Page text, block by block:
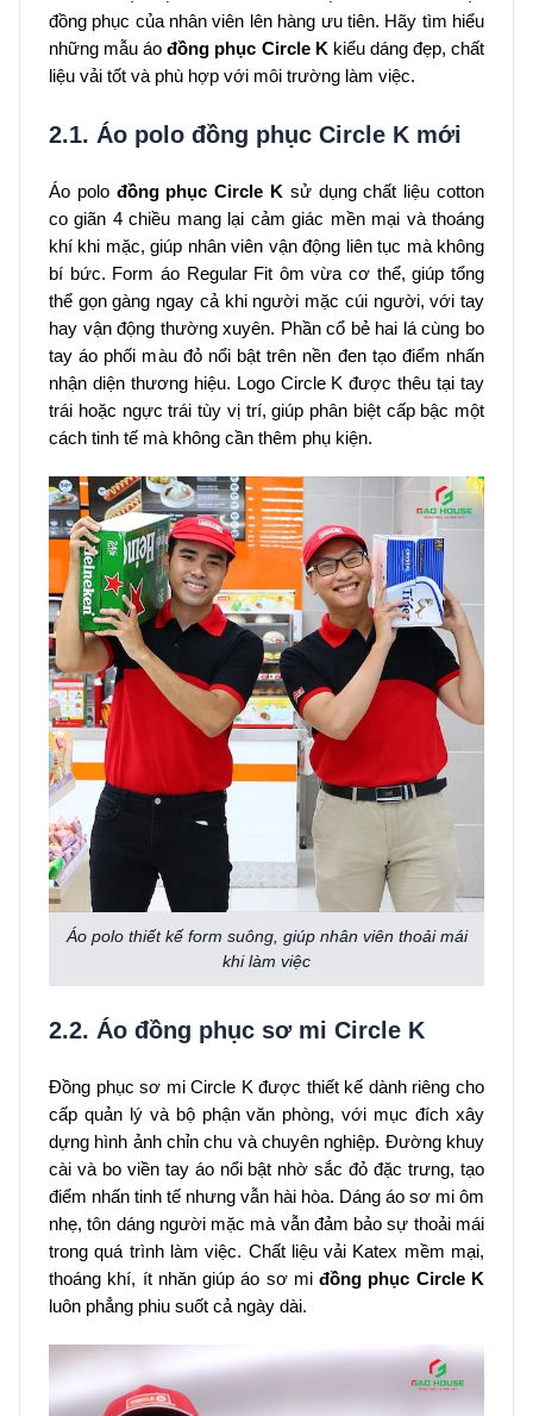
đồng phục của nhân viên lên hàng ưu tiên. Hãy tìm hiểu
những mẫu áođồng phục Circle K kiểu dáng đẹp, chất
liệu vải tốt và phù hợp với môi trường làm việc.
2.1. Áo polo đồng phục Circle K mới
Áo polo đồng phục Circle K sử dụng chất liệu cotton
co giãn 4 chiều mang lại cảm giác mền mại và thoáng
khí khi mặc, giúp nhân viên vận động liên tục mà không
bí bức. Form áo Regular Fit ôm vừa cơ thể, giúp tổng
thể gọn gàng ngay cả khi người mặc cúi người, với tay
hay vận động thường xuyên. Phần cổ bẻ hai lá cùng bo
tay áo phối màu đỏ nổi bật trên nền đen tạo điểm nhấn
nhận diện thương hiệu. Logo Circle K được thêu tại tay
trái hoặc ngực trái tùy vị trí, giúp phân biệt cấp bậc một
cách tinh tế mà không cần thêm phụ kiện.
Áo polo thiết kế form suông, giúp nhân viên thoải mái
khi làm việc
2.2. Áo đồng phục sơ mi Circle K
Đồng phục sơ mi Circle K được thiết kế dành riêng cho
cấp quản lý và bộ phận văn phòng, với mục đích xây
dựng hình ảnh chỉn chu và chuyên nghiệp. Đường khuy
cài và bo viền tay áo nổi bật nhờ sắc đỏ đặc trưng, tạo
điểm nhấn tinh tế nhưng vẫn hài hòa. Dáng áo sơ mi ôm
nhẹ, tôn dáng người mặc mà vẫn đảm bảo sự thoải mái
trong quá trình làm việc. Chất liệu vải Katex mềm mại,
thoáng khí, ít nhăn giúp áo sơ miđồng phục Circle K
luôn phẳng phiu suốt cả ngày dài.